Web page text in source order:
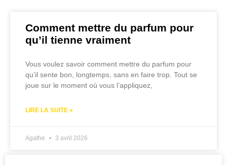
Comment mettre du parfum pour
qu’il tienne vraiment
Vous voulez savoir comment mettre du parfum pour
qu’il sente bon, longtemps, sans en faire trop. Tout se
joue sur le moment où vous l’appliquez,
LIRE LA SUITE »
Agathe 3 avril 2026